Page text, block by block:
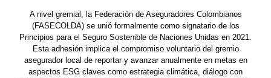
A nivel gremial, la Federación de Aseguradores Colombianos
(FASECOLDA) se unió formalmente como signatario de los
Principios para el Seguro Sostenible de Naciones Unidas en 2021.
Esta adhesión implica el compromiso voluntario del gremio
asegurador local de reportar y avanzar anualmente en metas en
aspectos ESG claves como estrategia climática, diálogo con